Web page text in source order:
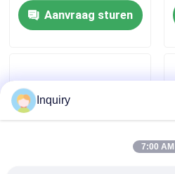
Nieuws
Verzoek om een Citaat
De Machine van de wiellader
Aanvraag sturen
Inquiry
7:00 AM